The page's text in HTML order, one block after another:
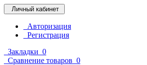
Личный кабинет
Авторизация
Регистрация
Закладки 0
Сравнение товаров 0